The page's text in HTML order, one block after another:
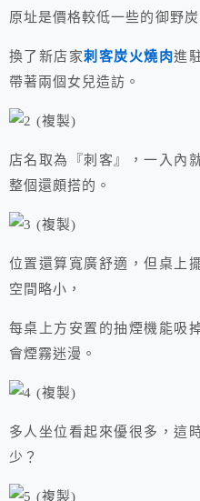
原址是價格較低一些的御野炭
換了新店家刺客炭火燒肉進
帶著兩個女兒造訪。
店名取為『刺客』，一入內
整個還頗搭的。
位置還算寬廣舒適，但桌上
空間略小，
每桌上方安置的抽煙機能吸
會煙霧迷漫。
多人坐位看起來優很多，這
少？